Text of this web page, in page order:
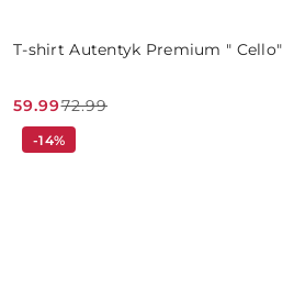
T-shirt Autentyk Premium " Cello"
Cena
promocyjna:
59.99
Cena
przed
72.99
-14%